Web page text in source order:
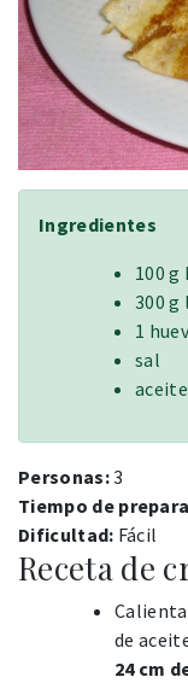
Ingredientes
100 g
300 g
1
sal
Personas:3
Tiempo de
Dificultad: Fácil
Receta de
de
24 cm